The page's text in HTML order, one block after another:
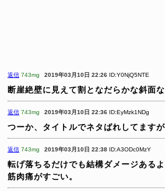
返信 743mg 2019年03月10日 22:26 ID:Y0NjQ5NTE
断崖絶壁に見えて割となだらかな斜面
返信 743mg 2019年03月10日 22:36 ID:EyMzk1NDg
つーか、タイトルでネタばれしてます
返信 743mg 2019年03月10日 22:38 ID:A3ODc0MzY
転げ落ちるだけでも結構ダメージある
筋肉痛がすごい。